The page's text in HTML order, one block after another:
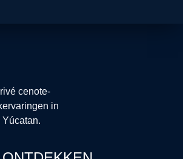
cenote-
in
Yúcatan.